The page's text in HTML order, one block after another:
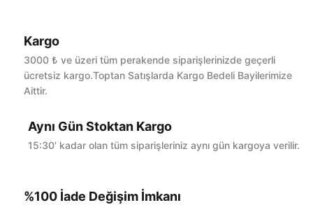
Bu ürüne ilk yorumu siz yapın!
Kargo
3000 ₺ ve üzeri tüm perakende siparişlerinizde geçerli
ücretsiz kargo.Toptan Satışlarda Kargo Bedeli Bayilerimize
Aittir.
Aynı Gün Stoktan Kargo
15:30' kadar olan tüm siparişleriniz aynı gün kargoya verilir.
%100 İade Değişim İmkanı